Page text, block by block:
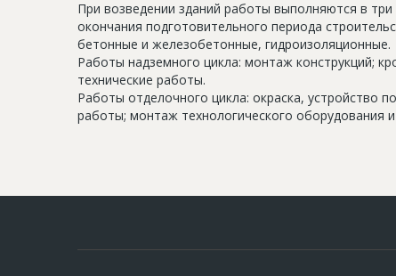
При возведении зданий работы выполняются в
окончания подготовительного периода
бетонные и железобетонные, гидроизоляционные.
Работы надземного цикла: монтаж конструкций;
технические работы.
Работы отделочного цикла: окраска, устройство
работы; монтаж технологического оборудования